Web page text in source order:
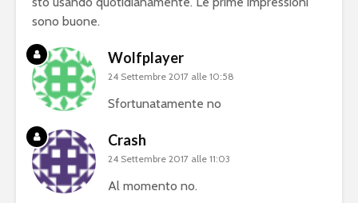
sono buone.
Wolfplayer
24 Settembre 2017 alle 10:58
Sfortunatamente no
Crash
24 Settembre 2017 alle 11:03
Al momento no.